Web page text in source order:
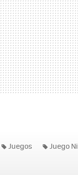
Juegos Juego